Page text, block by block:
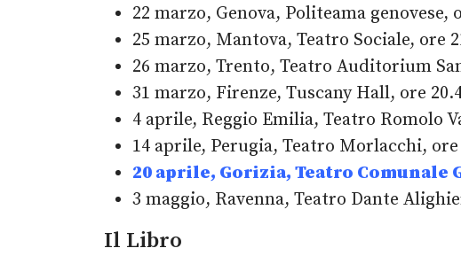
22 marzo, Genova, Politeama genovese,
25 marzo, Mantova, Teatro Sociale, ore
26 marzo, Trento, Teatro Auditorium
31 marzo, Firenze, Tuscany Hall, ore
4 aprile, Reggio Emilia, Teatro Romolo
14 aprile, Perugia, Teatro Morlacchi, ore
20 aprile, Gorizia, Teatro Comunale
3 maggio, Ravenna, Teatro Dante
Il Libro